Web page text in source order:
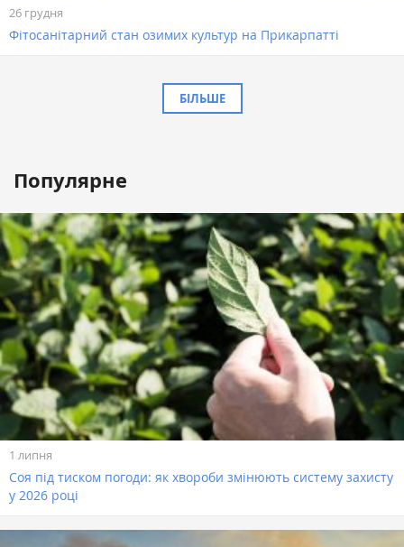
26 грудня
Фітосанітарний стан озимих культур на Прикарпатті
БІЛЬШЕ
Популярне
1 липня
Соя під тиском погоди: як хвороби змінюють систему захисту
у 2026 році